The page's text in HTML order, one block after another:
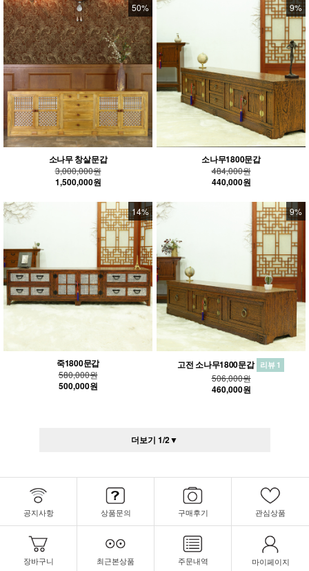
50%
소나무 창살문갑
3,000,000원
1,500,000원
9%
소나무1800문갑
484,000원
440,000원
14%
죽1800문갑
580,000원
500,000원
9%
고전 소나무1800문갑 리뷰 1
506,000원
460,000원
더보기 1/2▼
공지사항 상품문의 구매후기 관심상품
장바구니 최근본상품 주문내역 마이페이지